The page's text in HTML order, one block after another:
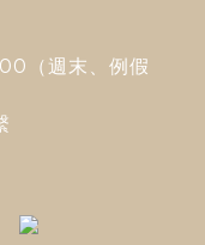
（週末、例假